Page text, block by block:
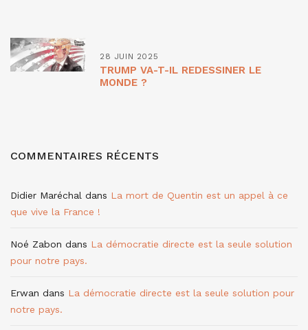
28 JUIN 2025
TRUMP VA-T-IL REDESSINER LE
MONDE ?
COMMENTAIRES RÉCENTS
Didier Maréchal dans La mort de Quentin est un appel à ce
que vive la France !
Noé Zabon dans La démocratie directe est la seule solution
pour notre pays.
Erwan dans La démocratie directe est la seule solution pour
notre pays.